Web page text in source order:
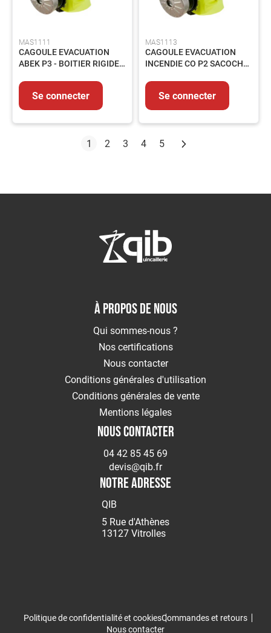
MAS1111
CAGOULE EVACUATION
ABEK P3 - BOITIER RIGIDE -
Se connecter
MAS1113
CAGOULE EVACUATION
INCENDIE CO P2 SACOCHE
Se connecter
Vous lisez actuellement la page
1 Page
2 Page
3 Page
4 Page
5 Page
Suivant
À PROPOS DE NOUS
Qui sommes-nous ?
Nos certifications
Nous contacter
Conditions générales d'utilisation
Conditions générales de vente
Mentions légales
NOUS CONTACTER
04 42 85 45 69
devis@qib.fr
NOTRE ADRESSE
QIB
5 Rue d'Athènes
13127 Vitrolles
Politique de confidentialité et cookiesCommandes et retours
Nous contacter